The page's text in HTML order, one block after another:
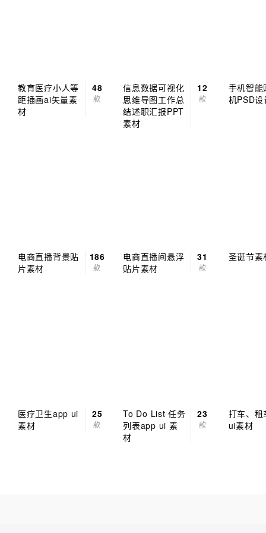
教育医疗小人等
距插画ai矢量素
材
48
款
信息数据可视化
思维导图工作总
结述职汇报PPT
素材
12
款
手机智能
机PSD
电商直播背景贴
片素材
186
款
电商直播间悬浮
贴片素材
31
款
圣诞节素
医疗卫生app ui
素材
25
款
To Do List 任务
列表app ui 素
材
23
款
打车、
ui素材